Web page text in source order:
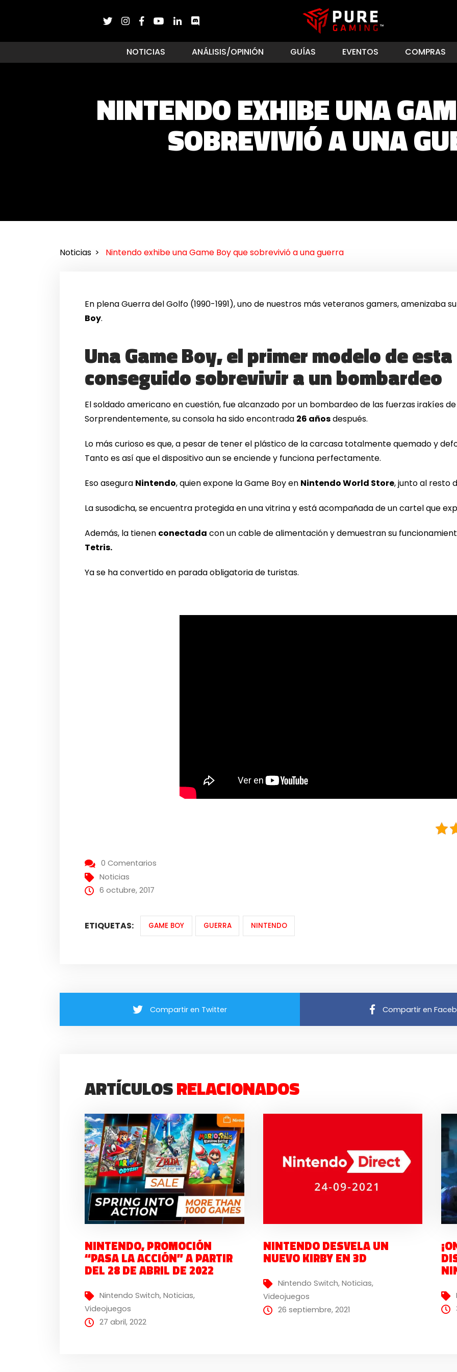
NOTICIAS ANÁLISIS/OPINIÓN GUÍAS EVENTOS COMPRAS
NINTENDO EXHIBE UNA
SOBREVIVIÓ A UNA
Noticias Nintendo exhibe una Game Boy que sobrevivió a una guerra
En plena Guerra del Golfo (1990-1991), uno de nuestros más veteranos gamers, amenizaba
Boy.
Una Game Boy, el primer modelo de
conseguido sobrevivir a un bombardeo
El soldado americano en cuestión, fue alcanzado por un bombardeo de las fuerzas irakíes de
Sorprendentemente, su consola ha sido encontrada 26 añosdespués.
Lo más curioso es que, a pesar de tener el plástico de la carcasa totalmente quemado y
Tanto es así que el dispositivo aun se enciende y funciona perfectamente.
Eso asegura Nintendo, quien expone la Game Boy en Nintendo World Store, junto al resto
La susodicha, se encuentra protegida en una vitrina y está acompañada de un cartel que
Además, la tienen conectada con un cable de alimentación y demuestran su
Tetris.
Ya se ha convertido en parada obligatoria de turistas.
0 Comentarios
Noticias
6 octubre, 2017
ETIQUETAS: GAME BOY GUERRA NINTENDO
Compartir en Twitter Compartir en
ARTÍCULOSRELACIONADOS
NINTENDO, PROMOCIÓN
“PASA LA ACCIÓN” A PARTIR
DEL 28 DE ABRIL DE 2022
Nintendo Switch,Noticias,
Videojuegos
27 abril, 2022
NINTENDO DESVELA UN
NUEVO KIRBY EN 3D
Nintendo Switch, Noticias,
Videojuegos
26 septiembre, 2021